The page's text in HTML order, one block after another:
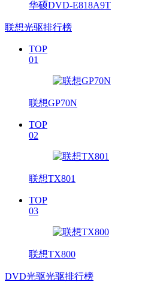
华硕DVD-E818A9T
联想光驱排行榜
TOP
01
联想GP70N
TOP
02
联想TX801
TOP
03
联想TX800
DVD光驱光驱排行榜